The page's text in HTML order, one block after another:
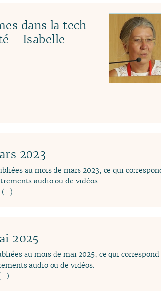
dans la tech
- Isabelle
2023
au mois de mars 2023, ce qui
audio ou de vidéos.
(…)
2025
au mois de mai 2025, ce qui correspond
audio ou de vidéos.